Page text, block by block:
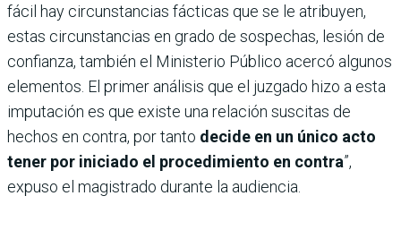
fácil hay circunstancias fácticas que se le atribuyen,
estas circunstancias en grado de sospechas, lesión de
confianza, también el Ministerio Público acercó algunos
elementos. El primer análisis que el juzgado hizo a esta
imputación es que existe una relación suscitas de
hechos en contra, por tanto decide en un único acto
tener por iniciado el procedimiento en contra”,
expuso el magistrado durante la audiencia.